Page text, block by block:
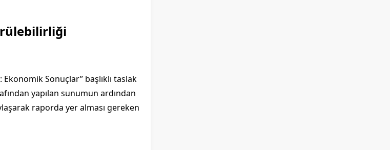
Sonuçlar” başlıklı taslak
yapılan sunumun ardından
raporda yer alması gereken